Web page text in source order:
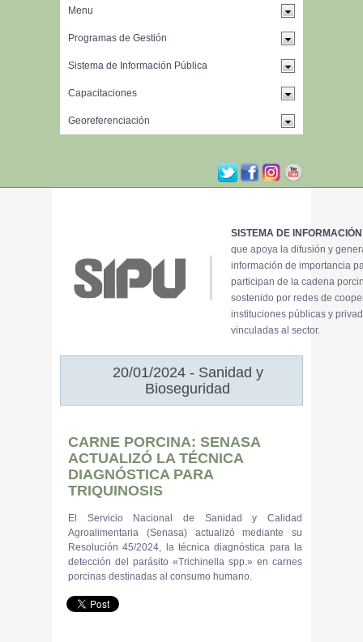
SISTEMA DE
que apoya la difusión y
información de importancia
participan de la cadena
sostenido por redes de
instituciones públicas y
vinculadas al sector.
20/01/2024 - Sanidad y
Bioseguridad
CARNE PORCINA: SENASA
ACTUALIZÓ LA TÉCNICA
DIAGNÓSTICA PARA
TRIQUINOSIS
El Servicio Nacional de Sanidad y Calidad
Agroalimentaria (Senasa) actualizó mediante su
Resolución 45/2024, la técnica diagnóstica para la
detección del parásito «Trichinella spp.» en carnes
porcinas destinadas al consumo humano.